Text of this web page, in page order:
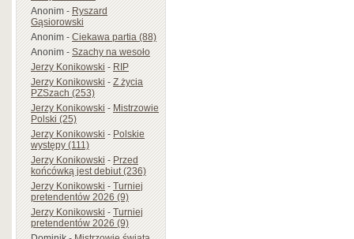
Anonim-Ryszard
Gąsiorowski
Anonim-Ciekawa partia (88)
Anonim-Szachy na wesoło
Jerzy Konikowski-RIP
Jerzy Konikowski-Z życia
PZSzach (253)
Jerzy Konikowski-Mistrzowie
Polski (25)
Jerzy Konikowski-Polskie
występy (111)
Jerzy Konikowski-Przed
końcówką jest debiut (236)
Jerzy Konikowski-Turniej
pretendentów 2026 (9)
Jerzy Konikowski-Turniej
pretendentów 2026 (9)